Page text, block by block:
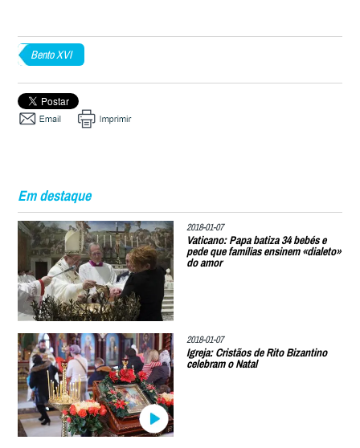
Bento XVI
Em destaque
2018-01-07
Vaticano: Papa batiza 34 bebés e
pede que famílias ensinem «dialeto»
do amor
2018-01-07
Igreja: Cristãos de Rito Bizantino
celebram o Natal